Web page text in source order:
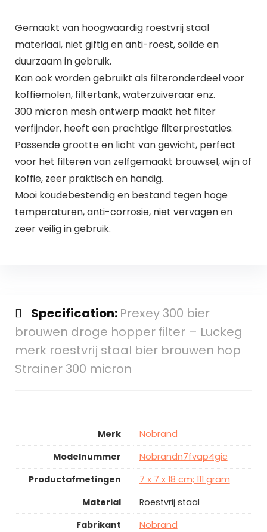
Gemaakt van hoogwaardig roestvrij staal
materiaal, niet giftig en anti-roest, solide en
duurzaam in gebruik.
Kan ook worden gebruikt als filteronderdeel voor
koffiemolen, filtertank, waterzuiveraar enz.
300 micron mesh ontwerp maakt het filter
verfijnder, heeft een prachtige filterprestaties.
Passende grootte en licht van gewicht, perfect
voor het filteren van zelfgemaakt brouwsel, wijn of
koffie, zeer praktisch en handig.
Mooi koudebestendig en bestand tegen hoge
temperaturen, anti-corrosie, niet vervagen en
zeer veilig in gebruik.
Specification: Prexey 300 bier
brouwen droge hopper filter – Luckeg
merk roestvrij staal bier brouwen hop
Strainer 300 micron
Merk
Nobrand
Modelnummer
Nobrandn7fvap4gic
Productafmetingen
7 x 7 x 18 cm; 111 gram
Material
Roestvrij staal
Fabrikant
Nobrand